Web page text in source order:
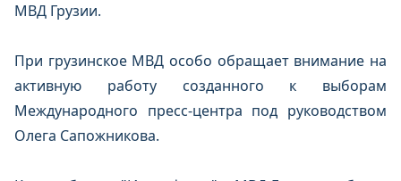
МВД Грузии.
При грузинское МВД особо обращает внимание на
активную работу созданного к выборам
Международного пресс-центра под руководством
Олега Сапожникова.